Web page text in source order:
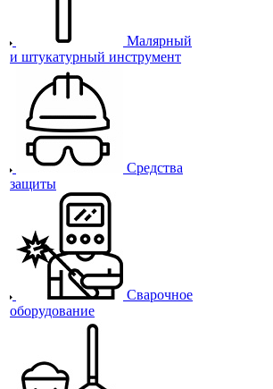
Малярный
и штукатурный инструмент
Средства
защиты
Сварочное
оборудование